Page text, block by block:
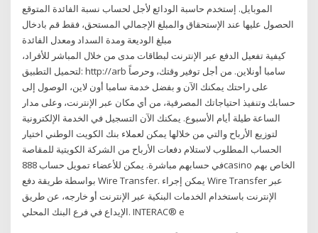
الموبايل. إستخدم حاسبة الودائع لأجل لحساب نسبة الفائدة المتوقع
الحصول عليها عند الإستحقاق والمبلغ الإجمالي المستحق، فقط قم بادخال
مبلغ الوديعة ومدة السداد ومعدل الفائدة
كيفية تفعيل الدفع عبر الإنترنت لبطاقات مدى من خلال المباشر للأفراد،
لتحميل التطبيق: http://arb سامبا أونلاين. من أجل توفير وقتك، وحرصاً
على راحتك يمكنك الآن و بفضل خدمة سامبا أون لاين، الوصول إلى
حسابك وتنفيذ احتياجاتك المصرفية، من أي مكان عبر الإنترنت، وعلى مدار
الساعة طيلة أيام الأسبوع. يمكنك الآن التسجيل في الخدمة الإلكترونية
لتوزيع الأرباح والتي من خلالها يمكن لعملاء بنك الكويت الوطني اختيار
الحساب المطلوب لاستلام دفعات الأرباح من الشركة الكويتية للمقاصة
في حسابهم مباشرة. يمكن للأعضاء تمويل حساب 888casino الخاص بهم
بواسطة طريقة دفع Wire Transfer. يمكن إجراء Wire Transfer عبر
الإنترنت باستخدام الخدمات البنكية عبر الإنترنت أو خارجه، عن طريق
الإيداع في فرع البنك المحلي. INTERAC® e